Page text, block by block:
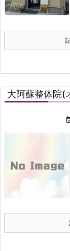
大阿蘇整体院(